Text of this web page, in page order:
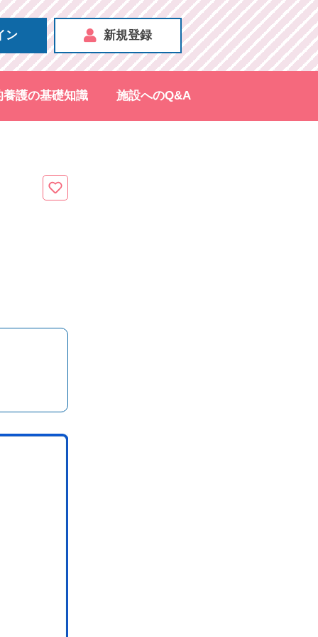
ン 新規登録
養護の基礎知識 施設へのQ&A